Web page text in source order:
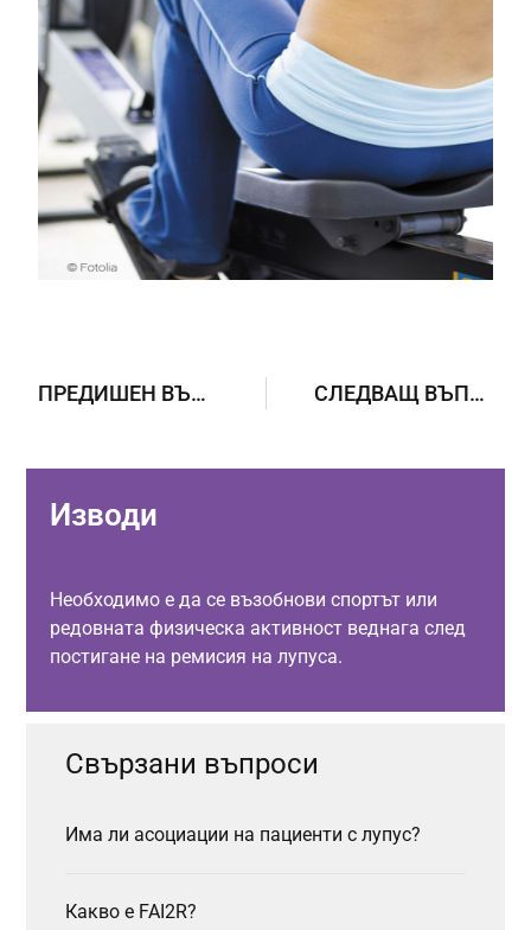
ПРЕДИШЕН ВЪПРОС СЛЕДВАЩ ВЪПРОС
Изводи
Необходимо е да се възобнови спортът или
редовната физическа активност веднага след
постигане на ремисия на лупуса.
Свързани въпроси
Има ли асоциации на пациенти с лупус?
Какво е FAI2R?